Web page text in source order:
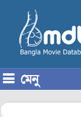
মেনু